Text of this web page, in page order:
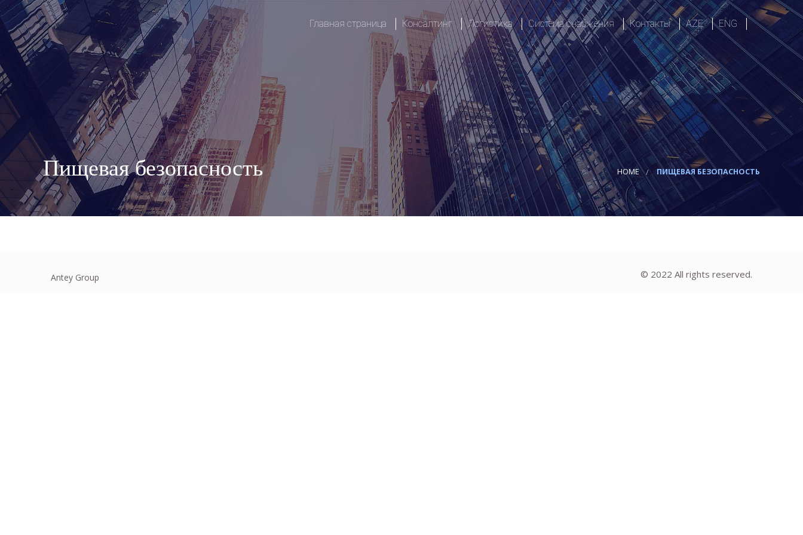
Главная страница Консалтинг
Метрология и стандартизация
Тренинги
Пищевая безопасность
Гигиена рабочего места
Организация рабочего процесса
Логистика
Транспорт и логистика
Логистические решения
Импорт
Экспорт
Реэкспорт
Система снабжения
Сфера
Ответственность
Роли, ввод и вывод
Политика или процедура
Контакты AZE ENG
HOME ПИЩЕВАЯ БЕЗОПАСНОСТЬ
Пищевая безопасность
Antey Group © 2022 All rights reserved.